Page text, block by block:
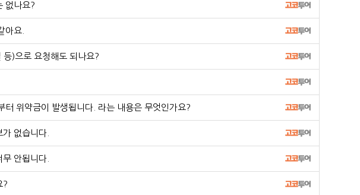
없나요?
아요.
)으로 요청해도 되나요?
터 위약금이 발생됩니다. 라는 내용은 무엇인가요?
없습니다.
안됩니다.
?